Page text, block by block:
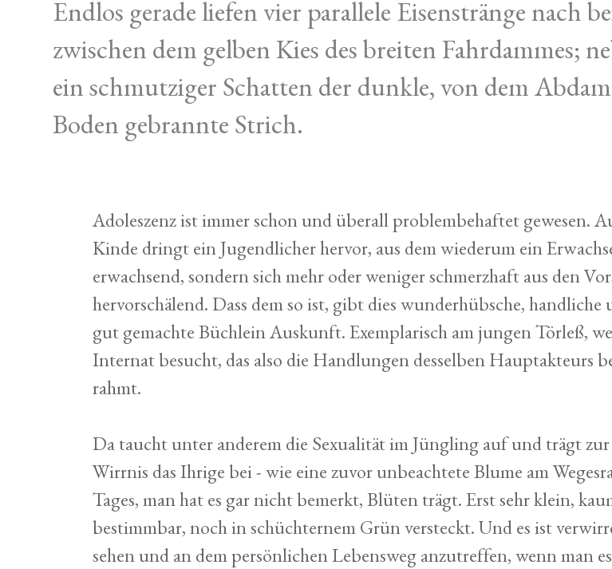
Endlos gerade liefen vier parallele Eisenstränge nach
zwischen dem gelben Kies des breiten Fahrdammes;
ein schmutziger Schatten der dunkle, von dem
Boden gebrannte Strich.
Adoleszenz ist immer schon und überall problembehaftet gewesen.
Kinde dringt ein Jugendlicher hervor, aus dem wiederum ein
erwachsend, sondern sich mehr oder weniger schmerzhaft aus den
hervorschälend. Dass dem so ist, gibt dies wunderhübsche, handliche
gut gemachte Büchlein Auskunft. Exemplarisch am jungen Törleß,
Internat besucht, das also die Handlungen desselben Hauptakteurs
rahmt.
Da taucht unter anderem die Sexualität im Jüngling auf und trägt
Wirrnis das Ihrige bei - wie eine zuvor unbeachtete Blume am
Tages, man hat es gar nicht bemerkt, Blüten trägt. Erst sehr klein,
bestimmbar, noch in schüchternem Grün versteckt. Und es ist
sehen und an dem persönlichen Lebensweg anzutreffen, wenn man